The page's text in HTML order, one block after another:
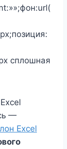
сплошная
—
Excel